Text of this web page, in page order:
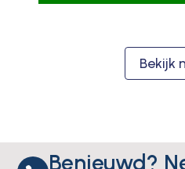
Bekijk
Benieuwd?